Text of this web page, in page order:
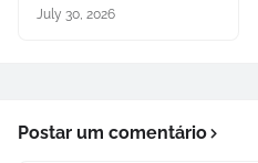
July 30, 2026
Postar um comentário